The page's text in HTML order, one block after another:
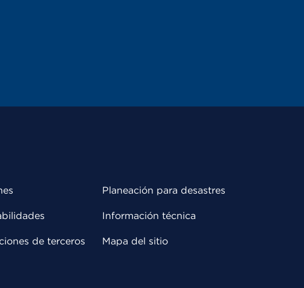
de terceros
Planeación para desastres
Información técnica
Mapa del sitio